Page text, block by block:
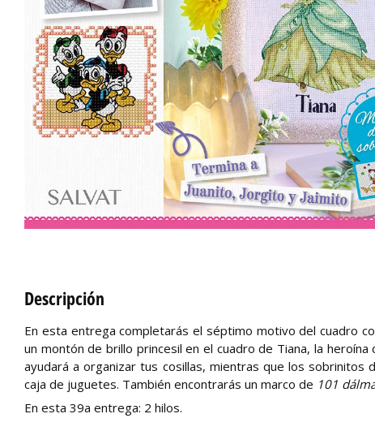
Descripción
En esta entrega completarás el séptimo motivo del cuadro
un montón de brillo princesil en el cuadro de Tiana, la
ayudará a organizar tus cosillas, mientras que los sobrinitos
caja de juguetes. También encontrarás un marco de 101
En esta 39a entrega: 2 hilos.